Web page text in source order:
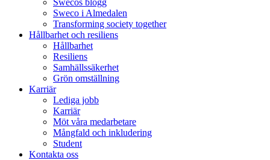
Swecos blogg
Sweco i Almedalen
Transforming society together
Hållbarhet och resiliens
Hållbarhet
Resiliens
Samhällssäkerhet
Grön omställning
Karriär
Lediga jobb
Karriär
Möt våra medarbetare
Mångfald och inkludering
Student
Kontakta oss